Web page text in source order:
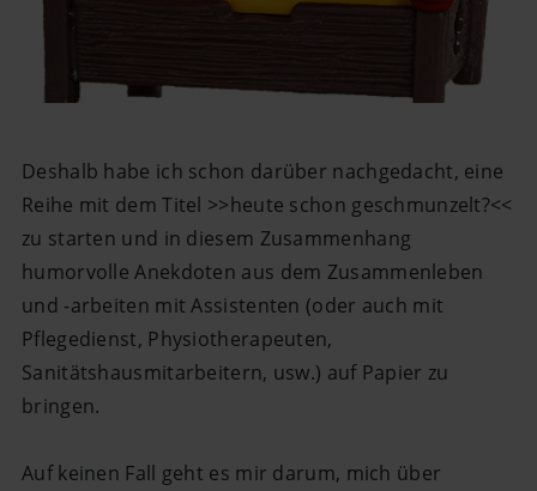
Deshalb habe ich schon darüber nachgedacht, eine
Reihe mit dem Titel >>heute schon geschmunzelt?<<
zu starten und in diesem Zusammenhang
humorvolle Anekdoten aus dem Zusammenleben
und -arbeiten mit Assistenten (oder auch mit
Pflegedienst, Physiotherapeuten,
Sanitätshausmitarbeitern, usw.) auf Papier zu
bringen.
Auf keinen Fall geht es mir darum, mich über